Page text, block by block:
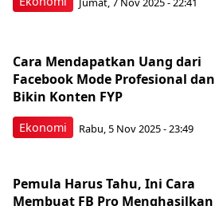
Ekonomi
Cara Mendapatkan Uang dari
Facebook Mode Profesional dan
Bikin Konten FYP
Rabu, 5 Nov 2025 - 23:49
Pemula Harus Tahu, Ini Cara
Membuat FB Pro Menghasilkan